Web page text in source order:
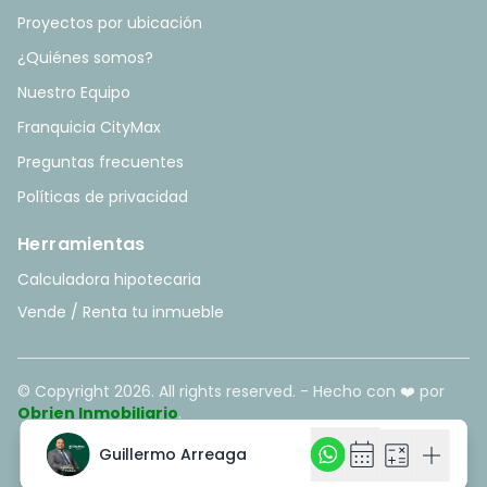
Guillermo Arreaga calendar_month calculate add
Guillermo Arreaga calendar_month calculate add
Proyectos por ubicación
¿Quiénes somos?
Nuestro Equipo
Franquicia CityMax
Preguntas frecuentes
Políticas de privacidad
Herramientas
Calculadora hipotecaria
Vende / Renta tu inmueble
© Copyright 2026. All rights reserved. - Hecho con ❤️ por
Obrien Inmobiliario.